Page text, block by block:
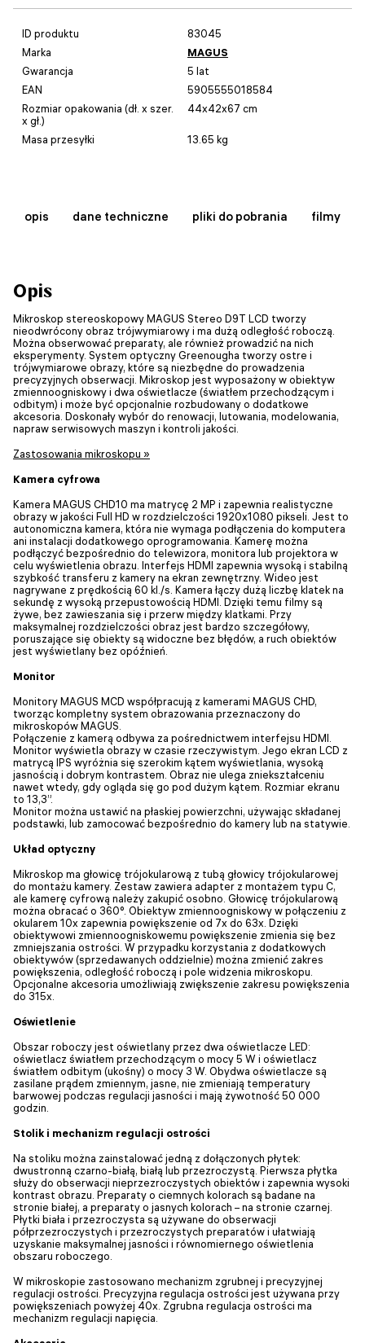
ID produktu
83045
Marka
MAGUS
Gwarancja
5 lat
EAN
5905555018584
Rozmiar opakowania (dł. x szer.
x gł.)
44x42x67 cm
Masa przesyłki 13.65 kg
opis dane techniczne pliki do pobrania filmy
Opis
Mikroskop stereoskopowy MAGUS Stereo D9T LCD tworzy
nieodwrócony obraz trójwymiarowy i ma dużą odległość roboczą.
Można obserwować preparaty, ale również prowadzić na nich
eksperymenty. System optyczny Greenougha tworzy ostre i
trójwymiarowe obrazy, które są niezbędne do prowadzenia
precyzyjnych obserwacji. Mikroskop jest wyposażony w obiektyw
zmiennoogniskowy i dwa oświetlacze (światłem przechodzącym i
odbitym) i może być opcjonalnie rozbudowany o dodatkowe
akcesoria. Doskonały wybór do renowacji, lutowania, modelowania,
napraw serwisowych maszyn i kontroli jakości.
Zastosowania mikroskopu »
Kamera cyfrowa
Kamera MAGUS CHD10 ma matrycę 2 MP i zapewnia realistyczne
obrazy w jakości Full HD w rozdzielczości 1920x1080 pikseli. Jest to
autonomiczna kamera, która nie wymaga podłączenia do komputera
ani instalacji dodatkowego oprogramowania. Kamerę można
podłączyć bezpośrednio do telewizora, monitora lub projektora w
celu wyświetlenia obrazu. Interfejs HDMI zapewnia wysoką i stabilną
szybkość transferu z kamery na ekran zewnętrzny. Wideo jest
nagrywane z prędkością 60 kl./s. Kamera łączy dużą liczbę klatek na
sekundę z wysoką przepustowością HDMI. Dzięki temu filmy są
żywe, bez zawieszania się i przerw między klatkami. Przy
maksymalnej rozdzielczości obraz jest bardzo szczegółowy,
poruszające się obiekty są widoczne bez błędów, a ruch obiektów
jest wyświetlany bez opóźnień.
Monitor
Monitory MAGUS MCD współpracują z kamerami MAGUS CHD,
tworząc kompletny system obrazowania przeznaczony do
mikroskopów MAGUS.
Połączenie z kamerą odbywa za pośrednictwem interfejsu HDMI.
Monitor wyświetla obrazy w czasie rzeczywistym. Jego ekran LCD z
matrycą IPS wyróżnia się szerokim kątem wyświetlania, wysoką
jasnością i dobrym kontrastem. Obraz nie ulega zniekształceniu
nawet wtedy, gdy ogląda się go pod dużym kątem. Rozmiar ekranu
to 13,3”.
Monitor można ustawić na płaskiej powierzchni, używając składanej
podstawki, lub zamocować bezpośrednio do kamery lub na statywie.
Układ optyczny
Mikroskop ma głowicę trójokularową z tubą głowicy trójokularowej
do montażu kamery. Zestaw zawiera adapter z montażem typu C,
ale kamerę cyfrową należy zakupić osobno. Głowicę trójokularową
można obracać o 360°. Obiektyw zmiennoogniskowy w połączeniu z
okularem 10x zapewnia powiększenie od 7x do 63x. Dzięki
obiektywowi zmiennoogniskowemu powiększenie zmienia się bez
zmniejszania ostrości. W przypadku korzystania z dodatkowych
obiektywów (sprzedawanych oddzielnie) można zmienić zakres
powiększenia, odległość roboczą i pole widzenia mikroskopu.
Opcjonalne akcesoria umożliwiają zwiększenie zakresu powiększenia
do 315x.
Oświetlenie
Obszar roboczy jest oświetlany przez dwa oświetlacze LED:
oświetlacz światłem przechodzącym o mocy 5 W i oświetlacz
światłem odbitym (ukośny) o mocy 3 W. Obydwa oświetlacze są
zasilane prądem zmiennym, jasne, nie zmieniają temperatury
barwowej podczas regulacji jasności i mają żywotność 50 000
godzin.
Stolik i mechanizm regulacji ostrości
Na stoliku można zainstalować jedną z dołączonych płytek:
dwustronną czarno-białą, białą lub przezroczystą. Pierwsza płytka
służy do obserwacji nieprzezroczystych obiektów i zapewnia wysoki
kontrast obrazu. Preparaty o ciemnych kolorach są badane na
stronie białej, a preparaty o jasnych kolorach – na stronie czarnej.
Płytki biała i przezroczysta są używane do obserwacji
półprzezroczystych i przezroczystych preparatów i ułatwiają
uzyskanie maksymalnej jasności i równomiernego oświetlenia
obszaru roboczego.
W mikroskopie zastosowano mechanizm zgrubnej i precyzyjnej
regulacji ostrości. Precyzyjna regulacja ostrości jest używana przy
powiększeniach powyżej 40x. Zgrubna regulacja ostrości ma
mechanizm regulacji napięcia.